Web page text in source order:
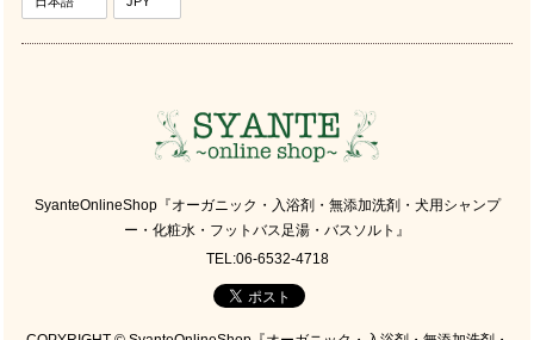
SyanteOnlineShop『オーガニック・入浴剤・無添加洗剤・犬用シャンプ
ー・化粧水・フットバス足湯・バスソルト』
TEL:06-6532-4718